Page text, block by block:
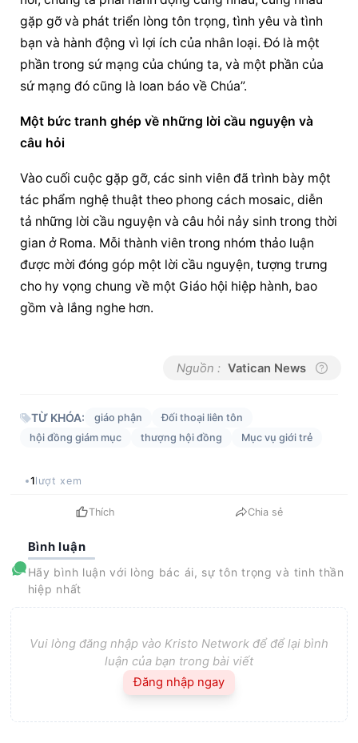
gặp gỡ và phát triển lòng tôn trọng, tình yêu và tình
bạn và hành động vì lợi ích của nhân loại. Đó là một
phần trong sứ mạng của chúng ta, và một phần của
sứ mạng đó cũng là loan báo về Chúa”.
Một bức tranh ghép về những lời cầu nguyện và
câu hỏi
Vào cuối cuộc gặp gỡ, các sinh viên đã trình bày một
tác phẩm nghệ thuật theo phong cách mosaic, diễn
tả những lời cầu nguyện và câu hỏi nảy sinh trong thời
gian ở Roma. Mỗi thành viên trong nhóm thảo luận
được mời đóng góp một lời cầu nguyện, tượng trưng
cho hy vọng chung về một Giáo hội hiệp hành, bao
gồm và lắng nghe hơn.
Nguồn : Vatican News
TỪ KHÓA: giáo phận
Đối thoại liên tôn
hội đồng giám mục
thượng hội đồng Mục vụ giới trẻ
1lượt xem
Thích Chia sẻ
Bình luận
Hãy bình luận với lòng bác ái, sự tôn trọng và tinh thần
hiệp nhất
Vui lòng đăng nhập vào Kristo Network để để lại bình
luận của bạn trong bài viết
Đăng nhập ngay